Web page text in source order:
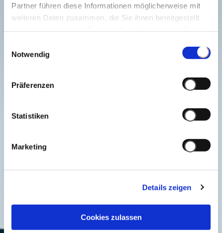
Partner führen diese Informationen möglicherweise mit
weiteren Daten zusammen, die Sie ihnen bereitgestellt
Notwendig
Präferenzen
Statistiken
Marketing
Details zeigen
Cookies zulassen